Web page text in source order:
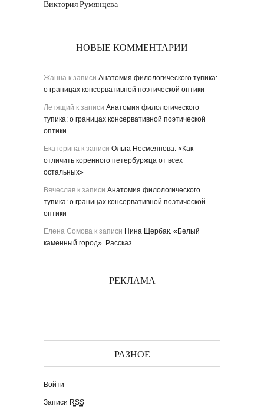
Виктория Румянцева
НОВЫЕ КОММЕНТАРИИ
Жанна к записи Анатомия филологического тупика:
о границах консервативной поэтической оптики
Летящий к записи Анатомия филологического
тупика: о границах консервативной поэтической
оптики
Екатерина к записи Ольга Несмеянова. «Как
отличить коренного петербуржца от всех
остальных»
Вячеслав к записи Анатомия филологического
тупика: о границах консервативной поэтической
оптики
Елена Сомова к записи Нина Щербак. «Белый
каменный город». Рассказ
РЕКЛАМА
РАЗНОЕ
Войти
Записи RSS